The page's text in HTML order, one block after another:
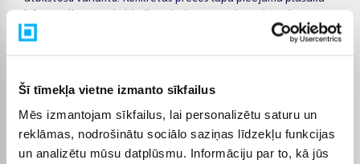
Šī tīmekļa vietne izmanto sīkfailus
Mēs izmantojam sīkfailus, lai personalizētu saturu un
reklāmas, nodrošinātu sociālo saziņas līdzekļu funkcijas
un analizētu mūsu datplūsmu. Informāciju par to, kā jūs
informācija par tehniskajiem datiem, apmaksu, piegādes
termiņu un citiem pirkuma nosacījumiem.
sadalot maksājumu vairākās daļās. Pasūtītās preces tiek
piegādātas visā Latvijā: uz pakomātiem no 2,99 €, bet
pasūtījumiem virs 499 € piegāde uz pakomātu ir bez maksas.
Kurjera piegādes cena sākas no 3,99 €.